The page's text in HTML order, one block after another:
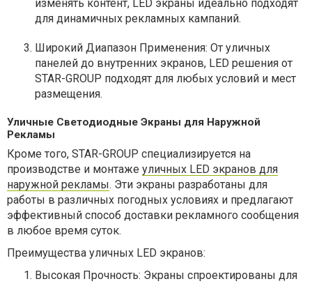
изменять контент, LED экраны идеально подходят
для динамичных рекламных кампаний.
Широкий Диапазон Применения: От уличных
панелей до внутренних экранов, LED решения от
STAR-GROUP подходят для любых условий и мест
размещения.
Уличные Светодиодные Экраны для Наружной
Рекламы
Кроме того, STAR-GROUP специализируется на
производстве и монтаже уличных LED экранов для
наружной рекламы. Эти экраны разработаны для
работы в различных погодных условиях и предлагают
эффективный способ доставки рекламного сообщения
в любое время суток.
Преимущества уличных LED экранов:
Высокая Прочность: Экраны спроектированы для